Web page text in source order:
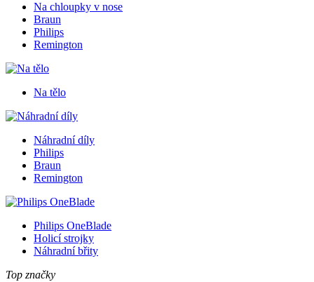
Na chloupky v nose
Braun
Philips
Remington
Na tělo
Náhradní díly
Philips
Braun
Remington
Philips OneBlade
Holicí strojky
Náhradní břity
Top značky